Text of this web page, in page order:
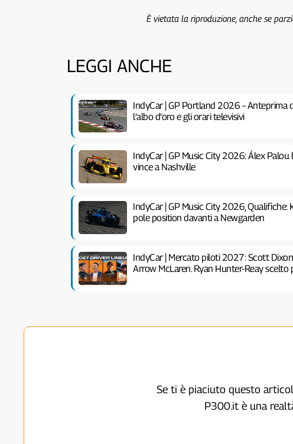
È vietata la riproduzione, anche se
LEGGI ANCHE
IndyCar | GP Portland 2026 – Anteprima
l’albo d’oro e gli orari televisivi
IndyCar | GP Music City 2026: Álex
vince a Nashville
IndyCar | GP Music City 2026,
pole position davanti a Newgarden
IndyCar | Mercato piloti 2027: Scott
Arrow McLaren. Ryan Hunter-Reay
Se ti è piaciuto questo
P300.it è una